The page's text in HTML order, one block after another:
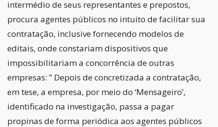
intermédio de seus representantes e prepostos,
procura agentes públicos no intuito de facilitar sua
contratação, inclusive fornecendo modelos de
editais, onde constariam dispositivos que
impossibilitariam a concorrência de outras
empresas: ” Depois de concretizada a contratação,
em tese, a empresa, por meio do ‘Mensageiro’,
identificado na investigação, passa a pagar
propinas de forma periódica aos agentes públicos